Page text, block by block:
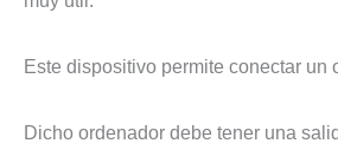
Este dispositivo permite conectar un
Dicho ordenador debe tener una